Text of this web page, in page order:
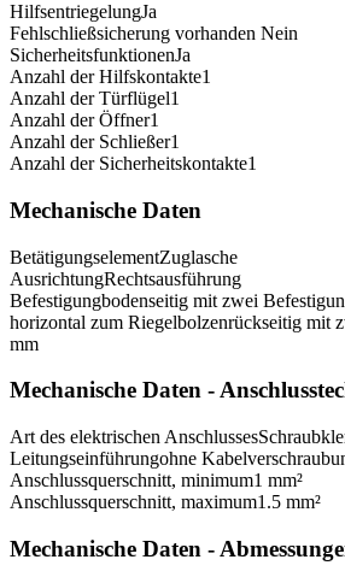
HilfsentriegelungJa
Fehlschließsicherung vorhanden Nein
SicherheitsfunktionenJa
Anzahl der Hilfskontakte1
Anzahl der Türflügel1
Anzahl der Öffner1
Anzahl der Schließer1
Anzahl der Sicherheitskontakte1
Mechanische Daten
BetätigungselementZuglasche
AusrichtungRechtsausführung
Befestigungbodenseitig mit zwei
horizontal zum Riegelbolzenrückseitig mit
mm
Mechanische Daten -
Art des elektrischen Anschlusses
Leitungseinführungohne
Anschlussquerschnitt, minimum1 mm²
Anschlussquerschnitt, maximum1.5 mm²
Mechanische Daten -